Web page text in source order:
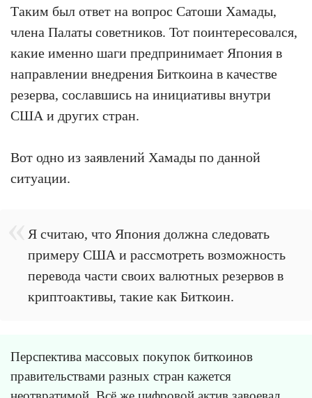
Таким был ответ на вопрос Сатоши Хамады,
члена Палаты советников. Тот поинтересовался,
какие именно шаги предпринимает Япония в
направлении внедрения Биткоина в качестве
резерва, сославшись на инициативы внутри
США и других стран.
Вот одно из заявлений Хамады по данной
ситуации.
Я считаю, что Япония должна следовать
примеру США и рассмотреть возможность
перевода части своих валютных резервов в
криптоактивы, такие как Биткоин.
Перспектива массовых покупок биткоинов
правительствами разных стран кажется